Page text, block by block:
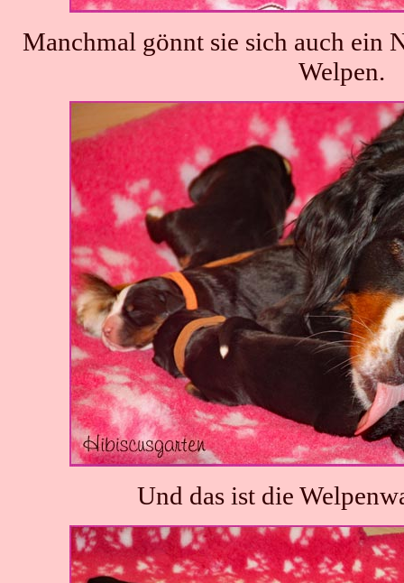
Manchmal gönnt sie sich auch ein
Welpen.
Und das ist die